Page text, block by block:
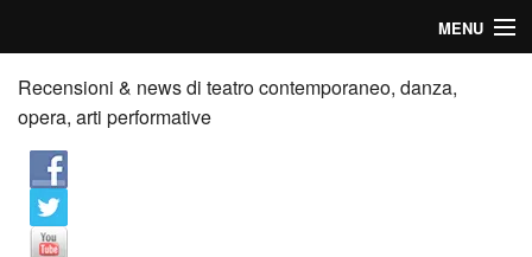
MENU
Home
Recensioni
Anticipazioni
News
Recensioni & news di teatro contemporaneo, danza,
opera, arti performative